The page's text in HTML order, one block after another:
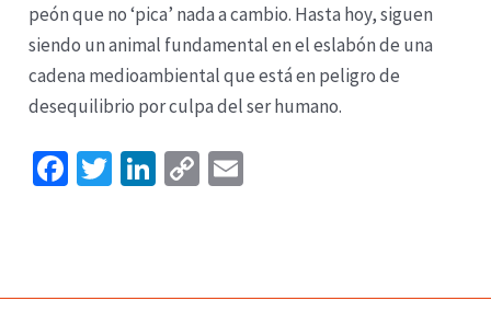
peón que no ‘pica’ nada a cambio. Hasta hoy, siguen
siendo un animal fundamental en el eslabón de una
cadena medioambiental que está en peligro de
desequilibrio por culpa del ser humano.
Fa
o
T
Li
n
C
Li
de